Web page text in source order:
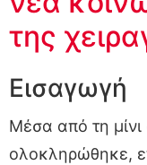
της
Εισαγωγή
Μέσα από τη
ολοκληρώθηκε,